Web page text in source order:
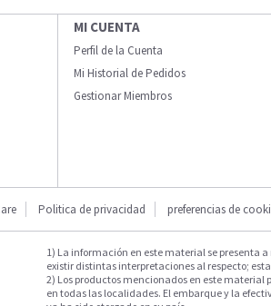
MI CUENTA
Perfil de la Cuenta
Mi Historial de Pedidos
Gestionar Miembros
Politica de privacidad preferencias de
1) La información en este material se presenta
existir distintas interpretaciones al respecto;
2) Los productos mencionados en este material
en todas las localidades. El embarque y la